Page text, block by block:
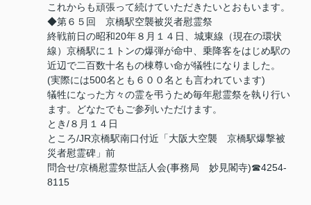
これからも頑張って続けていただきたいとおもいます。
◆第６５回 京橋駅空襲被災者慰霊祭
終戦前日の昭和20年８月１４日、城東線（現在の環状
線）京橋駅に１トンの爆弾が命中、乗降客をはじめ駅の
近辺で二百数十名もの棟尊い命が犠牲になりました。
(実際には500名とも６００名とも言われています)
犠牲になった方々の霊を弔うため毎年慰霊祭を執り行い
ます。どなたでもご参列いただけます。
とき/８月１４日
ところ/JR京橋駅南口付近「大阪大空襲 京橋駅爆撃被
災者慰霊碑」前
問合せ/京橋慰霊祭世話人会(事務局 妙見閣寺)☎4254-
8115